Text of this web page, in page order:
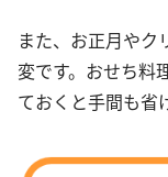
また、お正月やク
変です。おせち料
ておくと手間も省